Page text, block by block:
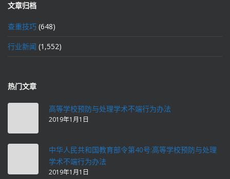
文章归档
查重技巧 (648)
行业新闻 (1,552)
热门文章
高等学校预防与处理学术不端行为办法
2019年1月1日
中华人民共和国教育部令第40号:高等学校预防与处理
学术不端行为办法
2019年1月1日